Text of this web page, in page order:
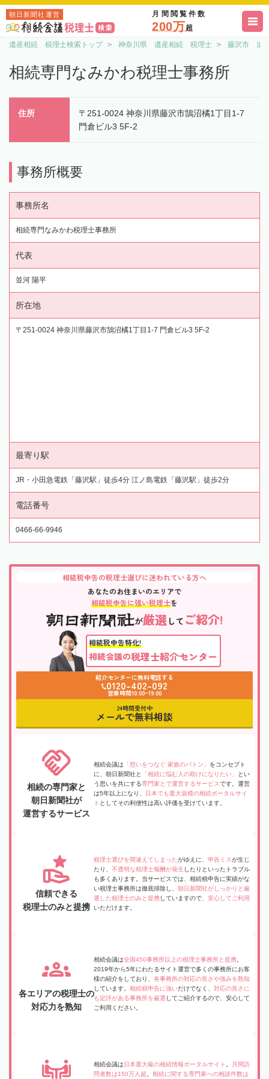
朝日新聞社運営 月間閲覧件数
200万超
遺産相続 税理士検索トップ 神奈川県 遺産相続 税理士 藤沢市 遺
相続専門なみかわ税理士事務所
住所
〒251-0024 神奈川県藤沢市鵠沼橘1丁目1-7
門倉ビル3 5F-2
事務所概要
事務所名
相続専門なみかわ税理士事務所
代表
並河 陽平
所在地
〒251-0024 神奈川県藤沢市鵠沼橘1丁目1-7 門倉ビル3 5F-2
最寄り駅
JR・小田急電鉄「藤沢駅」徒歩4分 江ノ島電鉄「藤沢駅」徒歩2分
電話番号
0466-66-9946
相続税申告の税理士選びに迷われている方へ
あなたのお住まいのエリアで
相続税申告に強い税理士を
が厳選して ご紹介!
相続税申告特化!
相続会議の税理士紹介センター
紹介センターに無料電話する
0120-402-092
営業時間10:00~19:00
24時間受付中
メールで無料相談
相続の専門家と
朝日新聞社が
運営するサービス
相続会議は 「想いをつなぐ 家族のバトン」 をコンセプト
に、朝日新聞社と
「相続に悩む人の助けになりたい」
とい
う思いを共にする専門家とで運営するサービスです。運営
は5年以上になり、
日本でも最大規模の相続ポータルサイ
ト としてその利便性は高い評価を受けています。
信頼できる
税理士のみと提携
税理士選びを間違えてしまったがゆえに、 申告ミスが生じ
たり、 不透明な税理士報酬が発生 したりといったトラブル
も多くあります。当サービスでは、相続税申告に実績がな
い税理士事務所は徹底排除し、 朝日新聞社がしっかりと厳
選した税理士のみと提携していますので、 安心してご利用
いただけます。
各エリアの税理士の
対応力を熟知
相続会議は全国450事務所以上の税理士事務所と提携
2019年から5年にわたるサイト運営で多くの事務所にお客
様の紹介をしており、 各事務所の対応の良さや強みを熟知
しています。 相続税申告に強いだけでなく、 対応の良さに
も定評がある事務所を厳選 してご紹介するので、安心して
ご利用ください。
相続会議は 日本最大級の相続情報ポータルサイト
月間訪
問者数は150万人超
相続に関する専門家への相談件数は